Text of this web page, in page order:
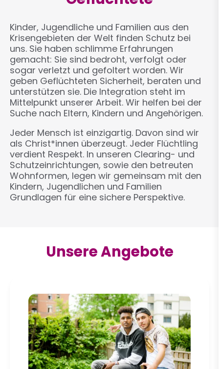
Kinder, Jugendliche und Familien aus den
Krisengebieten der Welt finden Schutz bei
uns. Sie haben schlimme Erfahrungen
gemacht: Sie sind bedroht, verfolgt oder
sogar verletzt und gefoltert worden. Wir
geben Geflüchteten Sicherheit, beraten und
unterstützen sie. Die Integration steht im
Mittelpunkt unserer Arbeit. Wir helfen bei der
Suche nach Eltern, Kindern und Angehörigen.
Jeder Mensch ist einzigartig. Davon sind wir
als Christ*innen überzeugt. Jeder Flüchtling
verdient Respekt. In unseren Clearing- und
Schutzeinrichtungen, sowie den betreuten
Wohnformen, legen wir gemeinsam mit den
Kindern, Jugendlichen und Familien
Grundlagen für eine sichere Perspektive.
Unsere Angebote